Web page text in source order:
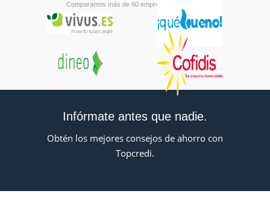
Comparamos más de 60 empresas financieras
Infórmate antes que nadie.
Obtén los mejores consejos de ahorro con
Topcredi.